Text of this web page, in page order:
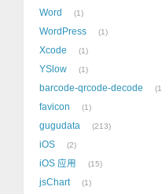
Word 1
WordPress 1
Xcode 1
YSlow 1
barcode-qrcode-decode 1
favicon 1
gugudata 213
iOS 2
iOS 应用 15
jsChart 1